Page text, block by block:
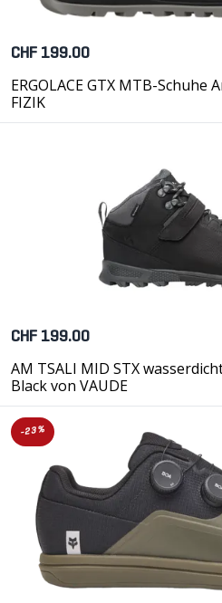
CHF 199.00
ERGOLACE GTX MTB-
FIZIK
CHF 199.00
AM TSALI MID STX
Black von VAUDE
-23%